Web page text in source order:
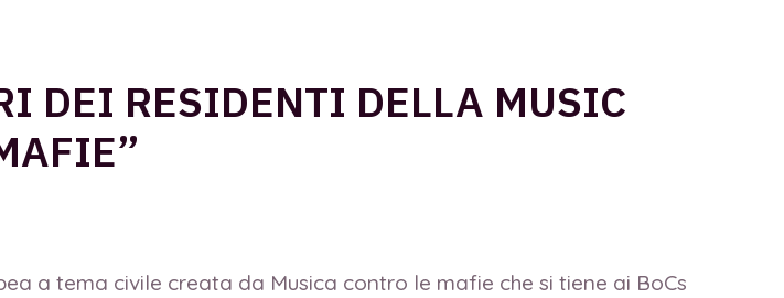
DEI RESIDENTI DELLA MUSIC
a tema civile creata da Musica contro le mafie che si tiene ai BoCs